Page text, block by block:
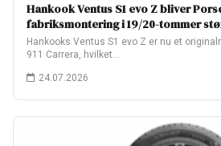
Hankook Ventus S1 evo Z bliver
fabriksmontering i 19/20-tommer
Hankooks Ventus S1 evo Z er nu et
911 Carrera, hvilket…
24.07.2026